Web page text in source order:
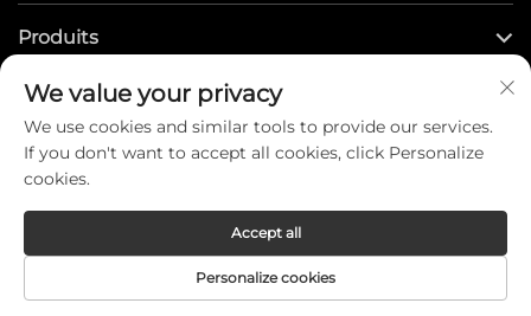
Produits
Liens rapides
Contactez-nous
Copyright © CLW Special Truck Sales Co.,Ltd. All Rights
We value your privacy
We use cookies and similar tools to provide our services.
If you don't want to accept all cookies, click Personalize
cookies.
Personalize cookies
Accept all